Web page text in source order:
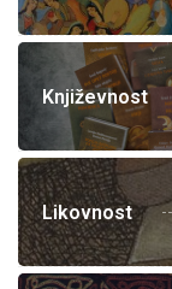
Književnost
Likovnost